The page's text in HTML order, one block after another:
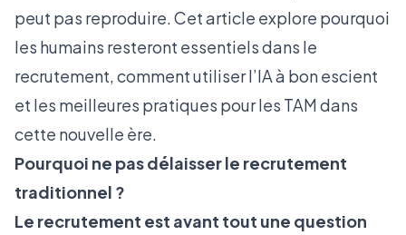
peut pas reproduire. Cet article explore pourquoi
les humains resteront essentiels dans le
recrutement, comment utiliser l’IA à bon escient
et les meilleures pratiques pour les TAM dans
cette nouvelle ère.
Pourquoi ne pas délaisser le recrutement
traditionnel ?
Le recrutement est avant tout une question